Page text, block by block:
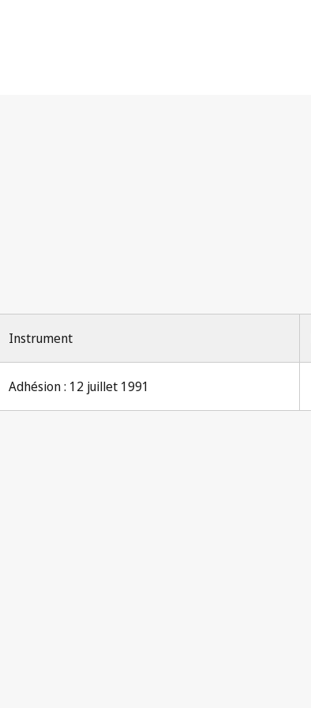
Instrument
Adhésion : 12 juillet 1991